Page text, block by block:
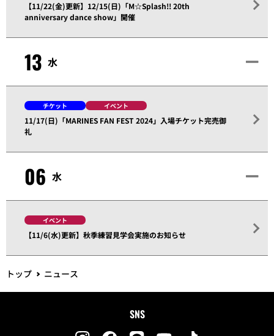
【11/22(金)更新】12/15(日)「M☆Splash!! 20th
anniversary dance show」開催
13 水
チケット イベント
11/17(日)「MARINES FAN FEST 2024」入場チケット完売御
礼
06 水
イベント
【11/6(水)更新】秋季練習見学会実施のお知らせ
トップ ニュース
SNS